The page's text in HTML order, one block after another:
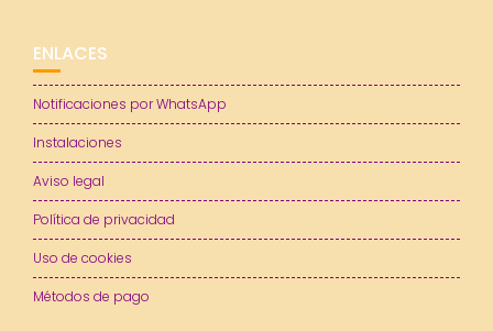
ENLACES
Notificaciones por WhatsApp
Instalaciones
Aviso legal
Política de privacidad
Uso de cookies
Métodos de pago